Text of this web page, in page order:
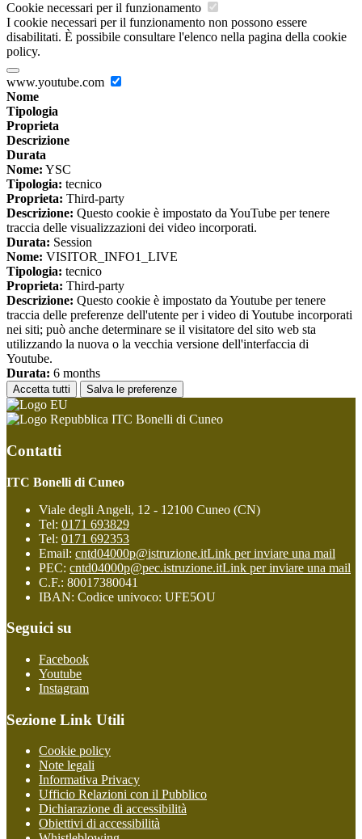
Cookie necessari per il funzionamento
I cookie necessari per il funzionamento non possono essere
disabilitati. È possibile consultare l'elenco nella pagina della cookie
policy.
www.youtube.com
Nome
Tipologia
Proprieta
Descrizione
Durata
Nome: YSC
Tipologia: tecnico
Proprieta: Third-party
Descrizione: Questo cookie è impostato da YouTube per tenere
traccia delle visualizzazioni dei video incorporati.
Durata: Session
Nome: VISITOR_INFO1_LIVE
Tipologia: tecnico
Proprieta: Third-party
Descrizione: Questo cookie è impostato da Youtube per tenere
traccia delle preferenze dell'utente per i video di Youtube incorporati
nei siti; può anche determinare se il visitatore del sito web sta
utilizzando la nuova o la vecchia versione dell'interfaccia di
Youtube.
Durata: 6 months
Accetta tutti Salva le preferenze
ITC Bonelli di Cuneo
Contatti
ITC Bonelli di Cuneo
Viale degli Angeli, 12 - 12100 Cuneo (CN)
Tel: 0171 693829
Tel: 0171 692353
Email: cntd04000p@istruzione.itLink per inviare una mail
PEC: cntd04000p@pec.istruzione.itLink per inviare una mail
C.F.: 80017380041
IBAN: Codice univoco: UFE5OU
Seguici su
Facebook
Youtube
Instagram
Sezione Link Utili
Cookie policy
Note legali
Informativa Privacy
Ufficio Relazioni con il Pubblico
Dichiarazione di accessibilità
Obiettivi di accessibilità